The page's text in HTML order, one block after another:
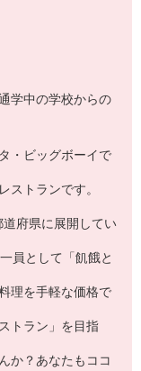
学中の学校からの
・ビッグボーイで
ストランです。
府県に展開してい
員として「飢餓と
理を手軽な価格で
トラン」を目指
か？あなたもココ